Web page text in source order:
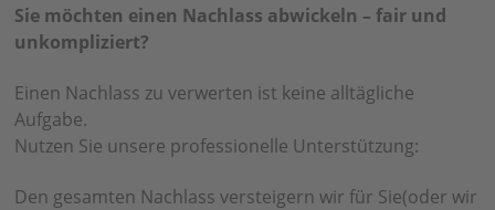
Sie möchten einen Nachlass abwickeln – fair und
unkompliziert?
Einen Nachlass zu verwerten ist keine alltägliche
Aufgabe.
Nutzen Sie unsere professionelle Unterstützung:
Den gesamten Nachlass versteigern wir für Sie(oder wir